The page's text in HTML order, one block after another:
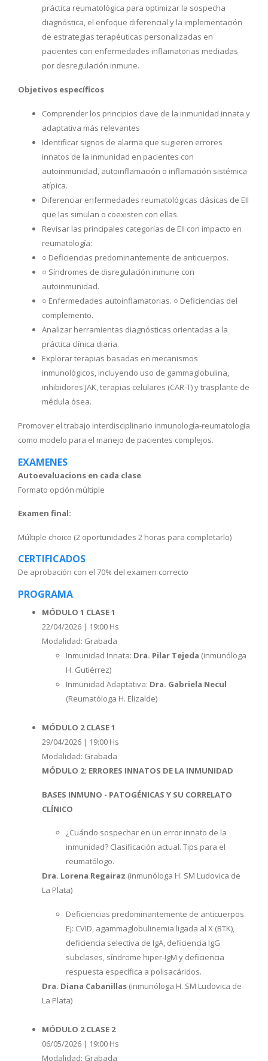
práctica reumatológica para optimizar la sospecha
diagnóstica, el enfoque diferencial y la implementación
de estrategias terapéuticas personalizadas en
pacientes con enfermedades inflamatorias mediadas
por desregulación inmune.
Objetivos específicos
Comprender los principios clave de la inmunidad innata y
adaptativa más relevantes
Identificar signos de alarma que sugieren errores
innatos de la inmunidad en pacientes con
autoinmunidad, autoinflamación o inflamación sistémica
atípica.
Diferenciar enfermedades reumatológicas clásicas de EII
que las simulan o coexisten con ellas.
Revisar las principales categorías de EII con impacto en
reumatología:
○ Deficiencias predominantemente de anticuerpos.
○ Síndromes de disregulación inmune con
autoinmunidad.
○ Enfermedades autoinflamatorias. ○ Deficiencias del
complemento.
Analizar herramientas diagnósticas orientadas a la
práctica clínica diaria.
Explorar terapias basadas en mecanismos
inmunológicos, incluyendo uso de gammaglobulina,
inhibidores JAK, terapias celulares (CAR-T) y trasplante de
médula ósea.
Promover el trabajo interdisciplinario inmunología-reumatología
como modelo para el manejo de pacientes complejos.
EXAMENES
Autoevaluacions en cada clase
Formato opción múltiple
Examen final:
Múltiple choice (2 oportunidades 2 horas para completarlo)
CERTIFICADOS
De aprobación con el 70% del examen correcto
PROGRAMA
MÓDULO 1 CLASE 1
22/04/2026 | 19:00 Hs
Modalidad: Grabada
Inmunidad Innata: Dra. Pilar Tejeda (inmunóloga
H. Gutiérrez)
Inmunidad Adaptativa: Dra. Gabriela Necul
(Reumatóloga H. Elizalde)
MÓDULO 2 CLASE 1
29/04/2026 | 19:00 Hs
Modalidad: Grabada
MÓDULO 2: ERRORES INNATOS DE LA INMUNIDAD
BASES INMUNO - PATOGÉNICAS Y SU CORRELATO
CLÍNICO
¿Cuándo sospechar en un error innato de la
inmunidad? Clasificación actual. Tips para el
reumatólogo.
Dra. Lorena Regairaz (inmunóloga H. SM Ludovica de
La Plata)
Deficiencias predominantemente de anticuerpos.
Ej: CVID, agammaglobulinemia ligada al X (BTK),
deficiencia selectiva de IgA, deficiencia IgG
subclases, síndrome hiper-IgM y deficiencia
respuesta específica a polisacáridos.
Dra. Diana Cabanillas (inmunóloga H. SM Ludovica de
La Plata)
MÓDULO 2 CLASE 2
06/05/2026 | 19:00 Hs
Modalidad: Grabada